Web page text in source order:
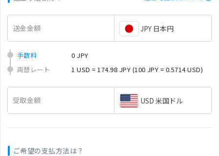
送金金額 JPY 日本円
手数料
0 JPY
両替レート
1 USD = 174.98 JPY (100 JPY = 0.5714 USD)
受取金額 USD 米国ドル
ご希望の支払方法は？